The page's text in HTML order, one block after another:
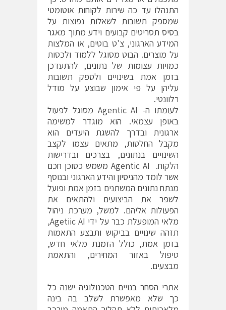
התנהלו עד כה שירות לקוחות אוטומטי
שמספק תשובות לשאלות נפוצות על
בסיס תסריטים קבועים וידע מתוך מאגר
המידע הארגוני, צ'ט בוטים, או המלצות
על מוצרים. הבוט מסוגל ללמוד ולכסות
כמויות עצומות של נתונים, להתעדכן
בזמן אמת בשינויים ולספק תשובות
עליהן על פי אימון שבוצע על מודל
רלוונטי.
לעומתו ה- Agentic AI מסוגל לפעול
באופן עצמאי. הוא מוגדר למשימה
ארגונית ובדרך להשגת היעדים הוא
מקבל החלטות, מתאים עצמו לקצב
השינויים בנתונים, בצרכים ובדרישות
הלקוח. Agentic AI משמש כסוכן חכם
אשר לומד מהניסיון והידע הארגוני ובנוסף
מנתח נתונים המשתנים בזמן אמת ופועל
לשפר את הביצועים ולהתאים את
הפעולות אליהם. למשל, מערכת ניהול
מלאי המופעלת כבר על ידי Agetiic AI,
תזהה שינויים בביקוש ותבצע התאמות
בזמן אמת, כולל הזמנת מלאי חדש,
טיפול באזור המחירים, והתאמת
מבצעים.
אתרי הסחר בנויים הטכנולוגיה ישנה כל
כך שלא מאפשרת לשלב בה בינה